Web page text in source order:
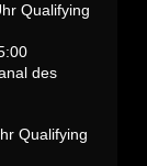
Qualifying
des
Qualifying